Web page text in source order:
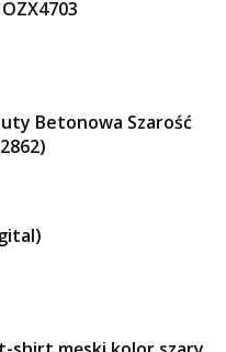
Betonowa Szarość